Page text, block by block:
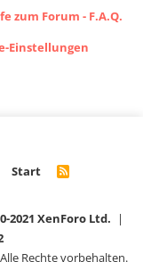
zum Forum - F.A.Q.
Einstellungen
Start
R
2021 XenForo Ltd.
|
Rechte vorbehalten.